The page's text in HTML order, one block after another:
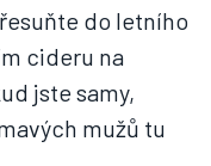
do letního
cideru na
jste samy,
mužů tu